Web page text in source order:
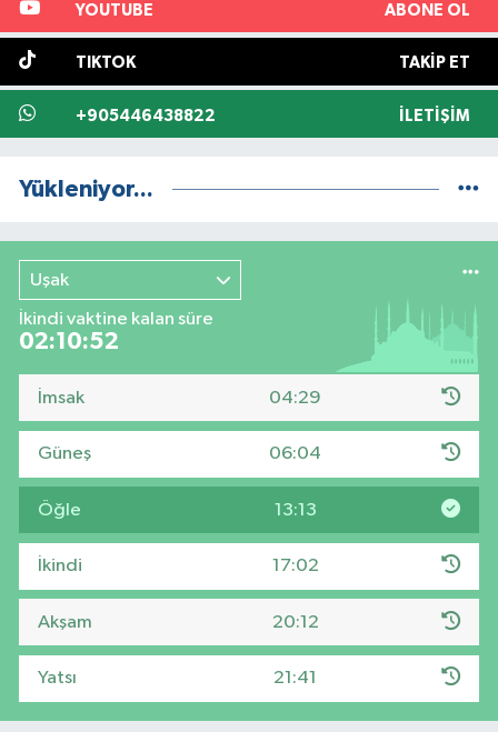
YOUTUBE ABONE OL
TIKTOK TAKIP ET
+905446438822 İLETIŞIM
Yükleniyor...
Uşak
İkindi vaktine kalan süre
02:10:51
İmsak 04:29
Güneş 06:04
Öğle 13:13
İkindi 17:02
Akşam 20:12
Yatsı 21:41